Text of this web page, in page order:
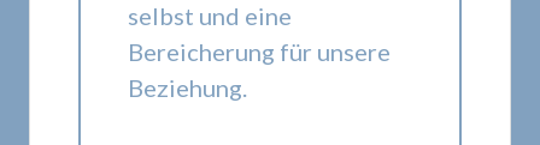
selbst und eine
Bereicherung für unsere
Beziehung.